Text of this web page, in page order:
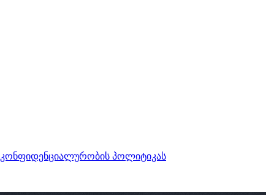
კონფიდენციალურობის პოლიტიკას